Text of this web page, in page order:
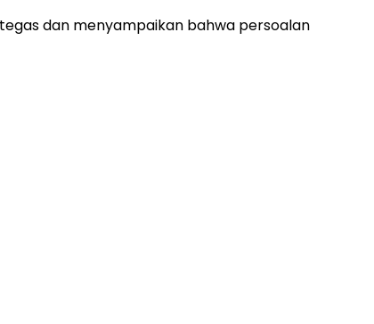
dan menyampaikan bahwa persoalan